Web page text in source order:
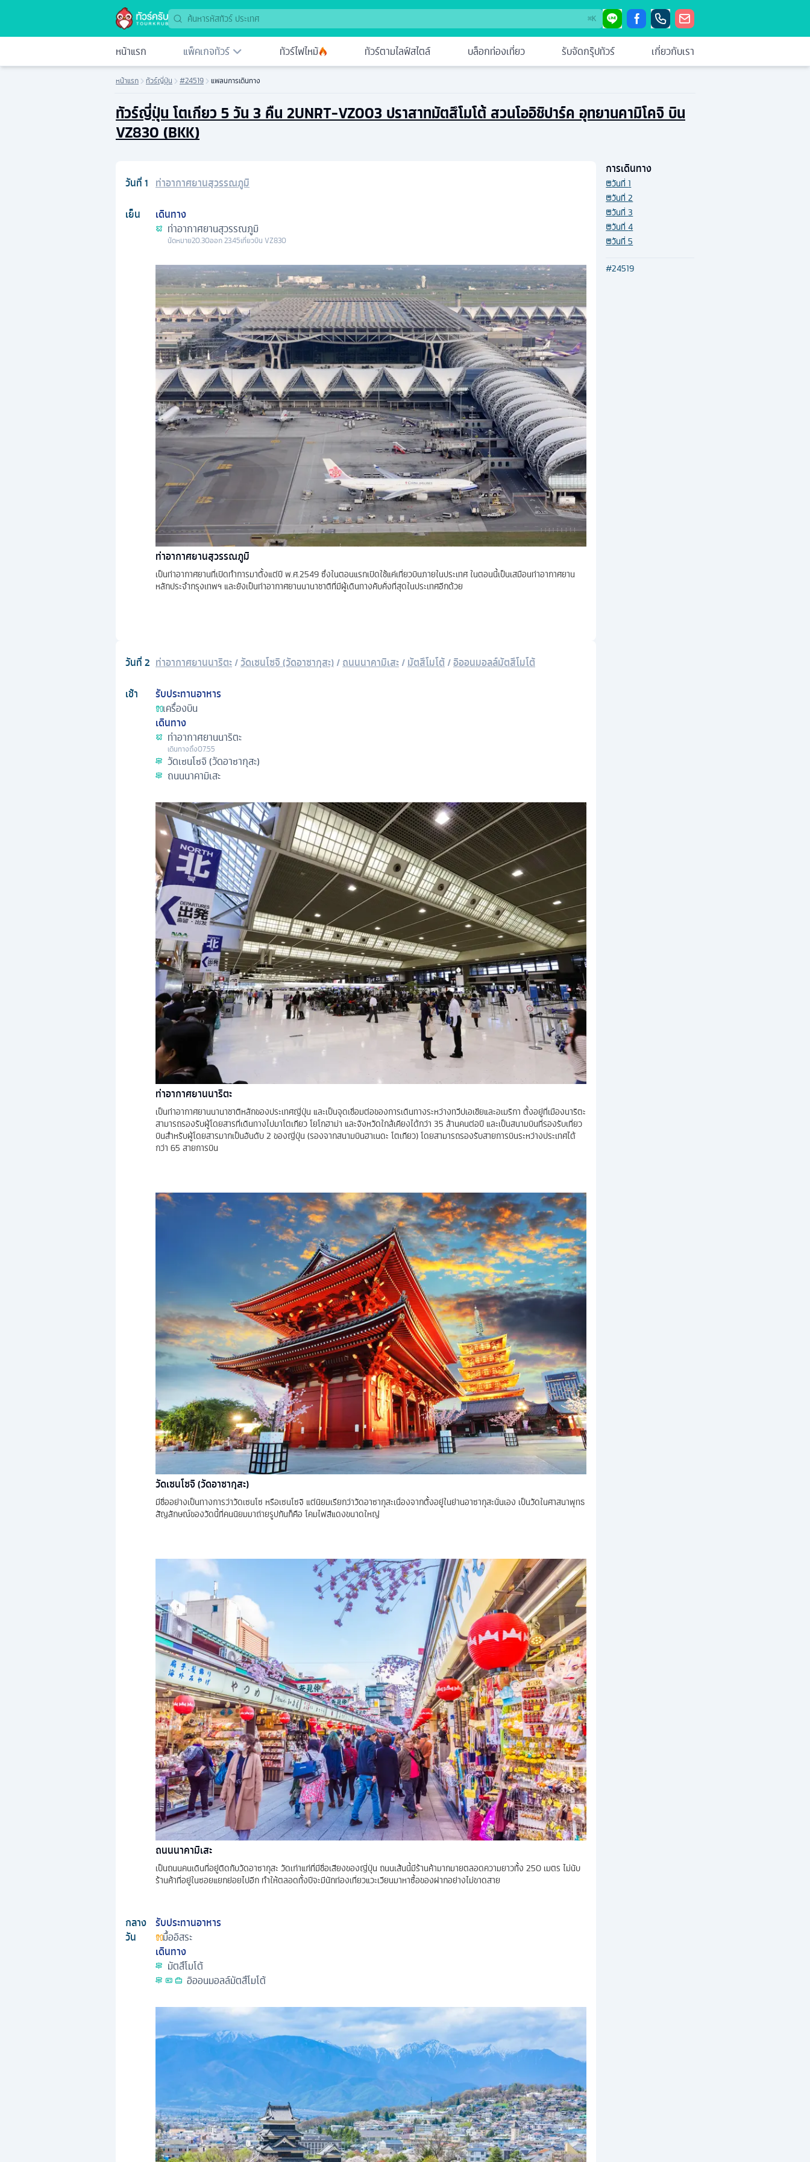
⌘K
หน้าแรก แพ็คเกจทัวร์ ทัวร์ไฟไหม้ ทัวร์ตามไลฟ์สไตล์ บล็อกท่องเที่ยว รับจัดกรุ๊ปทัวร์ เกี่ยวกับเรา
หน้าแรก ทัวร์ญี่ปุ่น #24519 แพลนการเดินทาง
ทัวร์ญี่ปุ่น โตเกียว 5 วัน 3 คืน 2UNRT-VZ003 ปราสาทมัตสึโมโต้ สวนโออิชิปาร์ค อุทยานคามิโคจิ บิน
VZ830 (BKK)
วันที่1 ท่าอากาศยานสุวรรณภูมิ
เย็น
เดินทาง
ท่าอากาศยานสุวรรณภูมิ
นัดหมาย20.30ออก23.45เที่ยวบิน VZ830
ท่าอากาศยานสุวรรณภูมิ
เป็นท่าอากาศยานที่เปิดทำการมาตั้งแต่ปี พ.ศ.2549 ซึ่งในตอนแรกเปิดใช้แค่เที่ยวบินภายในประเทศ ในตอนนี้เป็นเสมือนท่าอากาศยาน
หลักประจำกรุงเทพฯ และยังเป็นท่าอากาศยานนานาชาติที่มีผู้เดินทางคับคั่งที่สุดในประเทศอีกด้วย
วันที่2 ท่าอากาศยานนาริตะ/วัดเซนโซจิ (วัดอาซากุสะ)/ถนนนาคามิเสะ/มัตสึโมโต้/อิออนมอลล์มัตสึโมโต้
เช้า
รับประทานอาหาร
เครื่องบิน
เดินทาง
ท่าอากาศยานนาริตะ
เดินทางถึง07.55
วัดเซนโซจิ (วัดอาซากุสะ)
ถนนนาคามิเสะ
ท่าอากาศยานนาริตะ
เป็นท่าอากาศยานนานาชาติหลักของประเทศญี่ปุ่น และเป็นจุดเชื่อมต่อของการเดินทางระหว่างทวีปเอเชียและอเมริกา ตั้งอยู่ที่เมืองนาริตะ
สามารถรองรับผู้โดยสารที่เดินทางไปมาโตเกียว โยโกฮาม่า และจังหวัดใกล้เคียงได้กว่า 35 ล้านคนต่อปี และเป็นสนามบินที่รองรับเที่ยว
บินสำหรับผู้โดยสารมากเป็นอันดับ 2 ของญี่ปุ่น (รองจากสนามบินฮาเนดะ โตเกียว) โดยสามารถรองรับสายการบินระหว่างประเทศได้
กว่า 65 สายการบิน
วัดเซนโซจิ (วัดอาซากุสะ)
มีชื่ออย่างเป็นทางการว่าวัดเซนโซ หรือเซนโซจิ แต่นิยมเรียกว่าวัดอาซากุสะเนื่องจากตั้งอยู่ในย่านอาซากุสะนั่นเอง เป็นวัดในศาสนาพุทธ
สัญลักษณ์ของวัดนี้ที่คนนิยมมาถ่ายรูปกันก็คือ โคมไฟสีแดงขนาดใหญ่
ถนนนาคามิเสะ
เป็นถนนคนเดินที่อยู่ติดกับวัดอาซากุสะ วัดเก่าแก่ที่มีชื่อเสียงของญี่ปุ่น ถนนเส้นนี้มีร้านค้ามากมายตลอดความยาวทั้ง 250 เมตร ไม่นับ
ร้านค้าที่อยู่ในซอยแยกย่อยไปอีก ทำให้ตลอดทั้งปีจะมีนักท่องเที่ยวแวะเวียนมาหาซื้อของฝากอย่างไม่ขาดสาย
กลาง
วัน
รับประทานอาหาร
มื้ออิสระ
เดินทาง
มัตสึโมโต้
อิออนมอลล์มัตสึโมโต้
การเดินทาง
วันที่1
วันที่2
วันที่3
วันที่4
วันที่5
#24519